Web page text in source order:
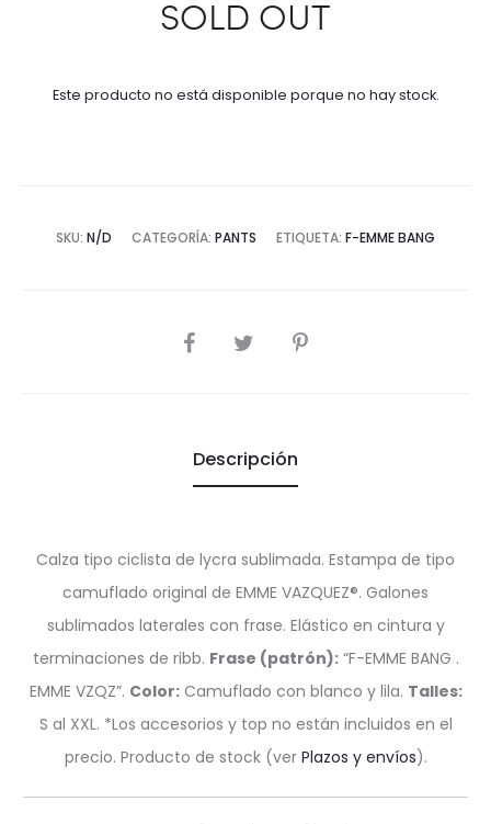
SOLD OUT
Este producto no está disponible porque no hay stock.
SKU: N/D CATEGORÍA: PANTS ETIQUETA: F-EMME BANG
SHARE
Descripción
Calza tipo ciclista de lycra sublimada. Estampa de tipo
camuflado original de EMME VAZQUEZ®. Galones
sublimados laterales con frase. Elástico en cintura y
terminaciones de ribb. Frase (patrón):“F-EMME BANG .
EMME VZQZ”. Color:Camuflado con blanco y lila. Talles:
S al XXL. *Los accesorios y top no están incluidos en el
precio. Producto de stock (ver Plazos y envíos).